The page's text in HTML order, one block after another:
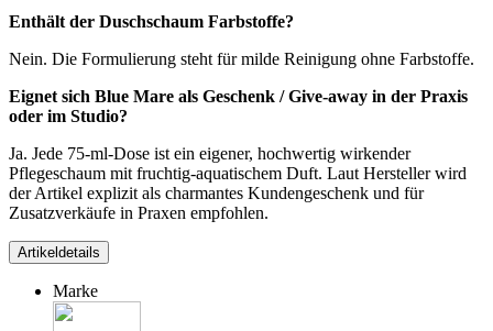
Enthält der Duschschaum Farbstoffe?
Nein. Die Formulierung steht für milde Reinigung ohne Farbstoffe.
Eignet sich Blue Mare als Geschenk / Give-away in der Praxis
oder im Studio?
Ja. Jede 75-ml-Dose ist ein eigener, hochwertig wirkender
Pflegeschaum mit fruchtig-aquatischem Duft. Laut Hersteller wird
der Artikel explizit als charmantes Kundengeschenk und für
Zusatzverkäufe in Praxen empfohlen.
Artikeldetails
Marke